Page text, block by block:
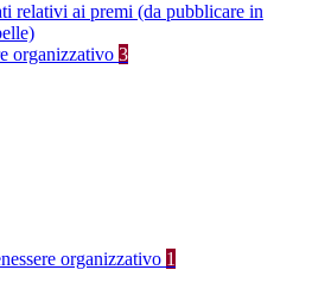
relativi ai premi (da pubblicare in
organizzativo 3
organizzativo 1